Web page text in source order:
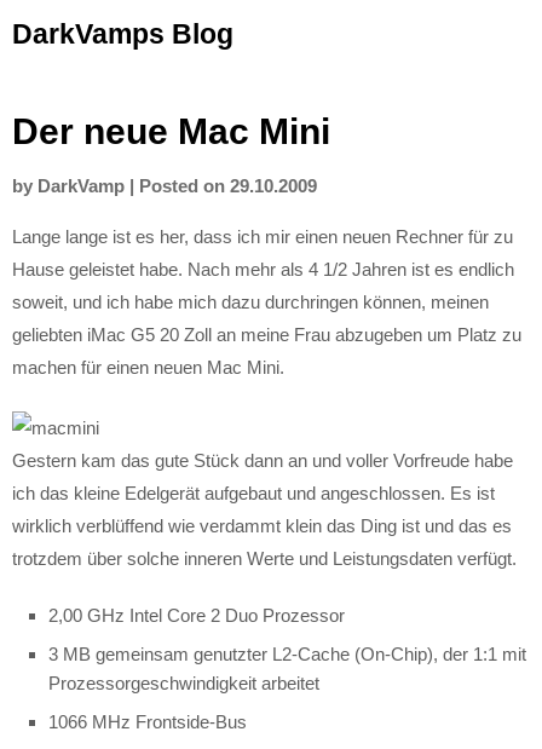
toDarkVamps Blog
Der neue Mac Mini
by DarkVamp | Posted on 29.10.2009
Lange lange ist es her, dass ich mir einen neuen Rechner für zu
Hause geleistet habe. Nach mehr als 4 1/2 Jahren ist es endlich
soweit, und ich habe mich dazu durchringen können, meinen
geliebten iMac G5 20 Zoll an meine Frau abzugeben um Platz zu
machen für einen neuen Mac Mini.
Gestern kam das gute Stück dann an und voller Vorfreude habe
ich das kleine Edelgerät aufgebaut und angeschlossen. Es ist
wirklich verblüffend wie verdammt klein das Ding ist und das es
trotzdem über solche inneren Werte und Leistungsdaten verfügt.
2,00 GHz Intel Core 2 Duo Prozessor
3 MB gemeinsam genutzter L2-Cache (On-Chip), der 1:1 mit
Prozessorgeschwindigkeit arbeitet
1066 MHz Frontside-Bus